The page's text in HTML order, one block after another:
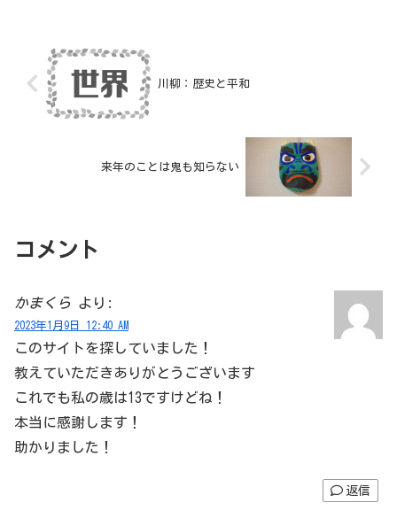
川柳：歴史と平和
来年のことは鬼も知らない
コメント
かまくら より:
2023年1月9日 12:40 AM
このサイトを探していました！
教えていただきありがとうございます
これでも私の歳は13ですけどね！
本当に感謝します！
助かりました！
返信